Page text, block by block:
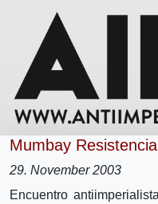
Mumbay
29. November 2003
Encuentro